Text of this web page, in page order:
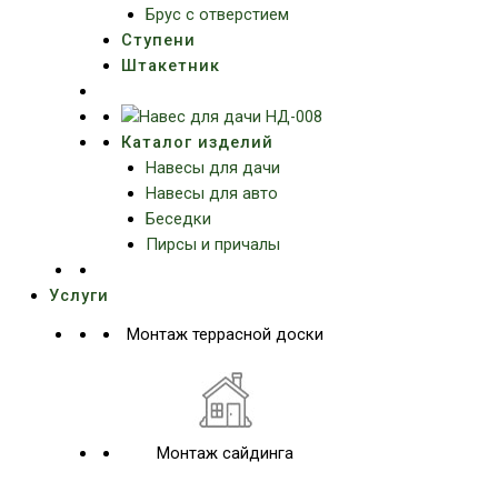
Брус с отверстием
Ступени
Штакетник
Каталог изделий
Навесы для дачи
Навесы для авто
Беседки
Пирсы и причалы
Услуги
Монтаж террасной доски
Монтаж сайдинга